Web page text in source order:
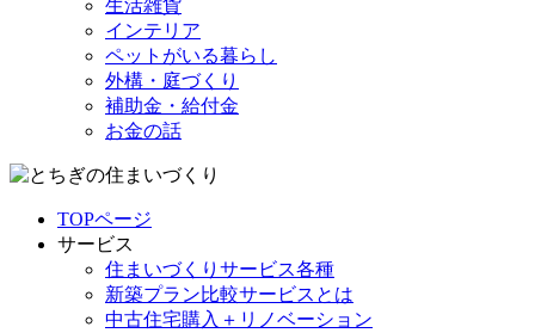
生活雑貨
インテリア
ペットがいる暮らし
外構・庭づくり
補助金・給付金
お金の話
TOPページ
サービス
住まいづくりサービス各種
新築プラン比較サービスとは
中古住宅購入＋リノベーション